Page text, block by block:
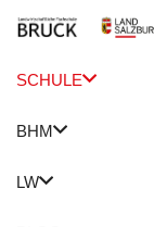
SCHULE
BHM
LW